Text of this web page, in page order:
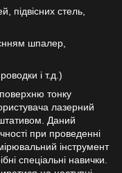
підвісних стель,
шпалер,
і т.д.)
тонку
лазерний
Даний
при проведенні
інструмент
спеціальні навички.